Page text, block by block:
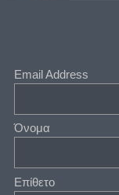
Email Address
Όνομα
Επίθετο